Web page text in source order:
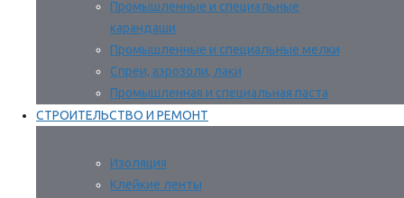
Промышленные и специальные
карандаши
Промышленные и специальные мелки
Спреи, аэрозоли, лаки
Промышленная и специальная паста
СТРОИТЕЛЬСТВО И РЕМОНТ
Изоляция
Клейкие ленты